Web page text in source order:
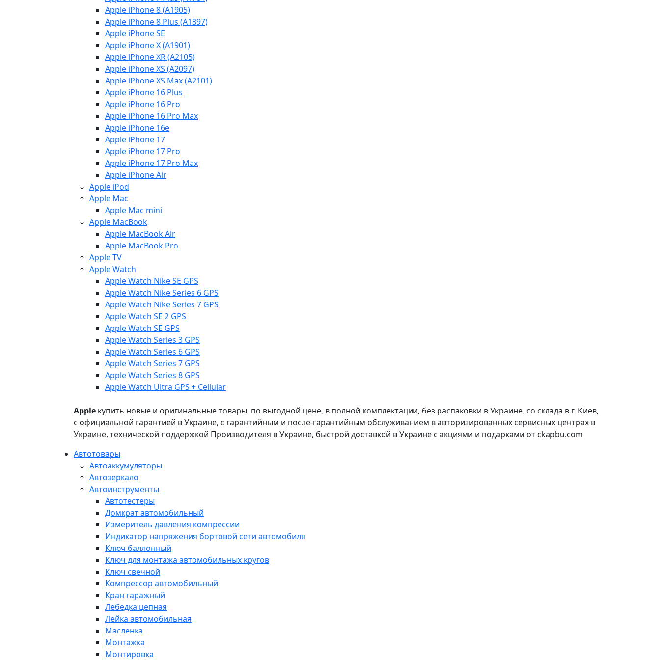
Apple iPhone 8 (A1905)
Apple iPhone 8 Plus (A1897)
Apple iPhone SE
Apple iPhone X (A1901)
Apple iPhone XR (A2105)
Apple iPhone XS (A2097)
Apple iPhone XS Max (A2101)
Apple iPhone 16 Plus
Apple iPhone 16 Pro
Apple iPhone 16 Pro Max
Apple iPhone 16e
Apple iPhone 17
Apple iPhone 17 Pro
Apple iPhone 17 Pro Max
Apple iPhone Air
Apple iPod
Apple Mac
Apple Mac mini
Apple MacBook
Apple MacBook Air
Apple MacBook Pro
Apple TV
Apple Watch
Apple Watch Nike SE GPS
Apple Watch Nike Series 6 GPS
Apple Watch Nike Series 7 GPS
Apple Watch SE 2 GPS
Apple Watch SE GPS
Apple Watch Series 3 GPS
Apple Watch Series 6 GPS
Apple Watch Series 7 GPS
Apple Watch Series 8 GPS
Apple Watch Ultra GPS + Cellular
Apple купить новые и оригинальные товары, по выгодной цене, в полной комплектации, без распаковки в Украине, со склада в г. Киев,
с официальной гарантией в Украине, с гарантийным и после-гарантийным обслуживанием в авторизированных сервисных центрах в
Украине, технической поддержкой Производителя в Украине, быстрой доставкой в Украине с акциями и подарками от ckapbu.com
Автотовары
Автоаккумуляторы
Автозеркало
Автоинструменты
Автотестеры
Домкрат автомобильный
Измеритель давления компрессии
Индикатор напряжения бортовой сети автомобиля
Ключ баллонный
Ключ для монтажа автомобильных кругов
Ключ свечной
Компрессор автомобильный
Кран гаражный
Лебедка цепная
Лейка автомобильная
Масленка
Монтажка
Монтировка